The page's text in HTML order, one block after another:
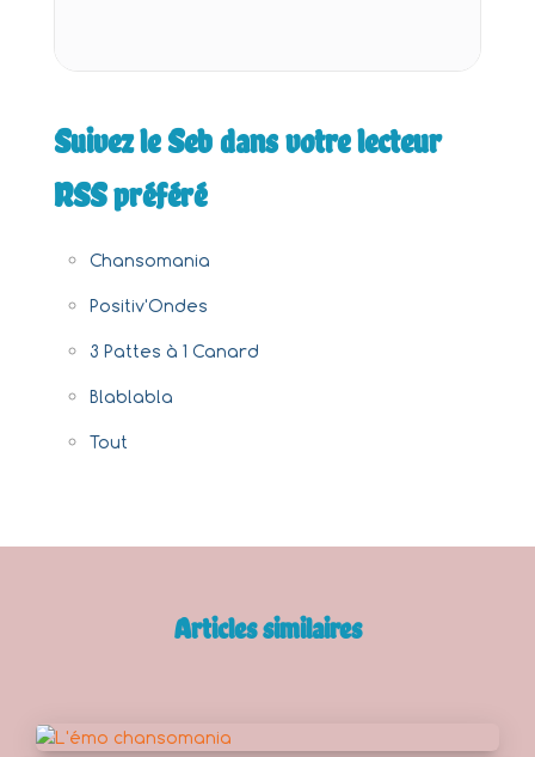
Suivez le Seb dans votre lecteur
RSS préféré
Chansomania
Positiv'Ondes
3 Pattes à 1 Canard
Blablabla
Tout
Articles similaires